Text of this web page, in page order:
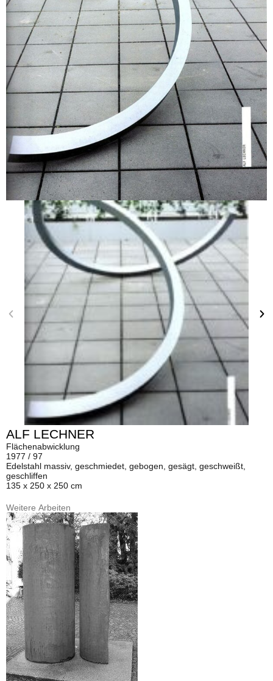
ALF LECHNER
Flächenabwicklung
1977 / 97
Edelstahl massiv, geschmiedet, gebogen, gesägt, geschweißt,
geschliffen
135 x 250 x 250 cm
Weitere Arbeiten